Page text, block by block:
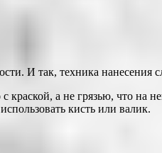
И так, техника нанесения
краской, а не грязью, что на
кисть или валик.